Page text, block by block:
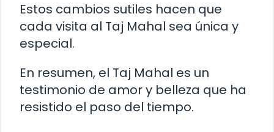
Estos cambios sutiles hacen que
cada visita al Taj Mahal sea única y
especial.
En resumen, el Taj Mahal es un
testimonio de amor y belleza que ha
resistido el paso del tiempo.